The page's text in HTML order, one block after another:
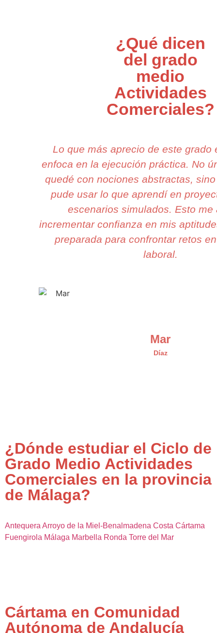
¿Qué dicen
del grado
medio
Actividades
Comerciales?
Lo que más aprecio de este grado
enfoca en la ejecución práctica. No
quedé con nociones abstractas,
pude usar lo que aprendí en
escenarios simulados. Esto me
incrementar confianza en mis
preparada para confrontar retos
laboral.
Mar
Díaz
¿Dónde estudiar el Ciclo de
Grado Medio Actividades
Comerciales en la provincia
de Málaga?
AntequeraArroyo de la Miel-Benalmadena Costa Cártama
Fuengirola Málaga Marbella Ronda Torre del Mar
Cártama en Comunidad
Autónoma de Andalucía